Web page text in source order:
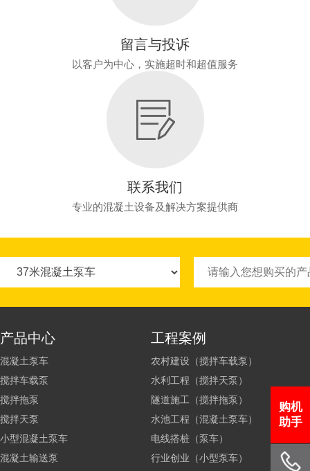
留言与投诉
以客户为中心，实施超时和超值服务
联系我们
专业的混凝土设备及解决方案提供商
产品中心
混凝土泵车
搅拌车载泵
搅拌拖泵
搅拌天泵
小型混凝土泵车
混凝土输送泵
工程案例
农村建设（搅拌车载泵）
水利工程（搅拌天泵）
隧道施工（搅拌拖泵）
水池工程（混凝土泵车）
电线搭桩（泵车）
行业创业（小型泵车）
购机
助手